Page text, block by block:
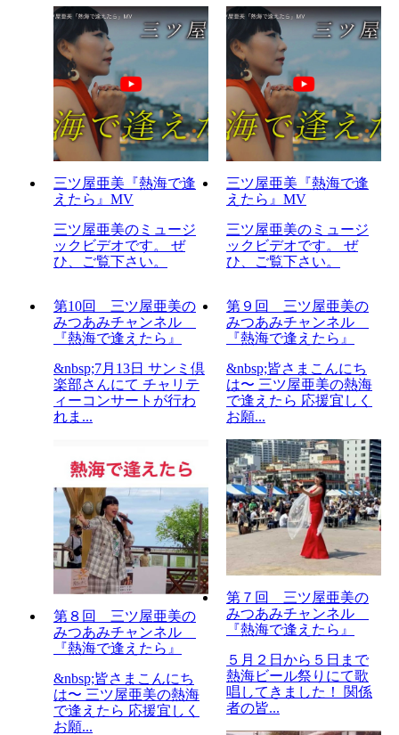
三ツ屋亜美『熱海で逢
えたら』MV
三ツ屋亜美のミュージ
ックビデオです。 ぜ
ひ、ご覧下さい。
三ツ屋亜美『熱海で逢
えたら』MV
三ツ屋亜美のミュージ
ックビデオです。 ぜ
ひ、ご覧下さい。
第10回 三ツ屋亜美の
みつあみチャンネル
『熱海で逢えたら』
&nbsp;7月13日 サンミ倶
楽部さんにて チャリテ
ィーコンサートが行わ
れま...
第９回 三ツ屋亜美の
みつあみチャンネル
『熱海で逢えたら』
&nbsp;皆さまこんにち
は〜 三ツ屋亜美の熱海
で逢えたら 応援宜しく
お願...
第８回 三ツ屋亜美の
みつあみチャンネル
『熱海で逢えたら』
&nbsp;皆さまこんにち
は〜 三ツ屋亜美の熱海
で逢えたら 応援宜しく
お願...
第７回 三ツ屋亜美の
みつあみチャンネル
『熱海で逢えたら』
５月２日から５日まで
熱海ビール祭りにて歌
唱してきました！ 関係
者の皆...